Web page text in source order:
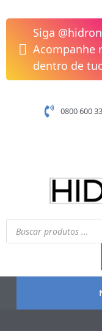
para
conteúdo
Siga
Acompanhe
dentro de
0800 600
Pesquisar
produtos
PL9
-
Lorenzetti
quantidade